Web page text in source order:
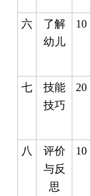
六
了解
幼儿
10
七
技能
技巧
20
八
评价
与反
思
10